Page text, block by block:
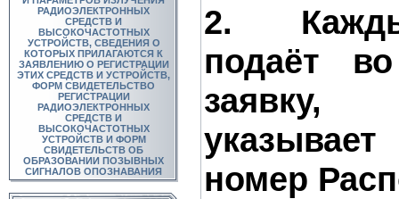
РАДИОЭЛЕКТРОННЫХ
СРЕДСТВ И
ВЫСОКОЧАСТОТНЫХ
УСТРОЙСТВ, СВЕДЕНИЯ О
КОТОРЫХ ПРИЛАГАЮТСЯ К
ЗАЯВЛЕНИЮ О РЕГИСТРАЦИИ
ЭТИХ СРЕДСТВ И УСТРОЙСТВ,
ФОРМ СВИДЕТЕЛЬСТВО
РЕГИСТРАЦИИ
РАДИОЭЛЕКТРОННЫХ
СРЕДСТВ И
ВЫСОКОЧАСТОТНЫХ
УСТРОЙСТВ И ФОРМ
СВИДЕТЕЛЬСТВ ОБ
ОБРАЗОВАНИИ ПОЗЫВНЫХ
СИГНАЛОВ ОПОЗНАВАНИЯ
2.
подаёт
указывает
номер